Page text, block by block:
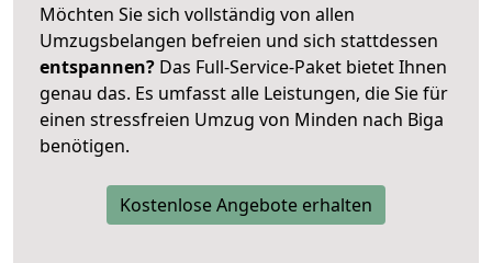
Möchten Sie sich vollständig von allen
Umzugsbelangen befreien und sich stattdessen
entspannen? Das Full-Service-Paket bietet Ihnen
genau das. Es umfasst alle Leistungen, die Sie für
einen stressfreien Umzug von Minden nach Biga
benötigen.
Kostenlose Angebote erhalten